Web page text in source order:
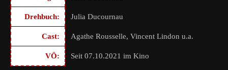
Drehbuch: Julia Ducournau
Cast: Agathe Rousselle, Vincent Lindon u.a.
VÖ: Seit 07.10.2021 im Kino